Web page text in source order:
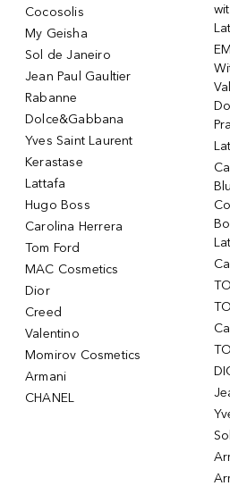
Cocosolis
My Geisha
Sol de Janeiro
Jean Paul Gaultier
Rabanne
Dolce&Gabbana
Yves Saint Laurent
Kerastase
Lattafa
Hugo Boss
Carolina Herrera
Tom Ford
MAC Cosmetics
Dior
Creed
Valentino
Momirov Cosmetics
Armani
CHANEL